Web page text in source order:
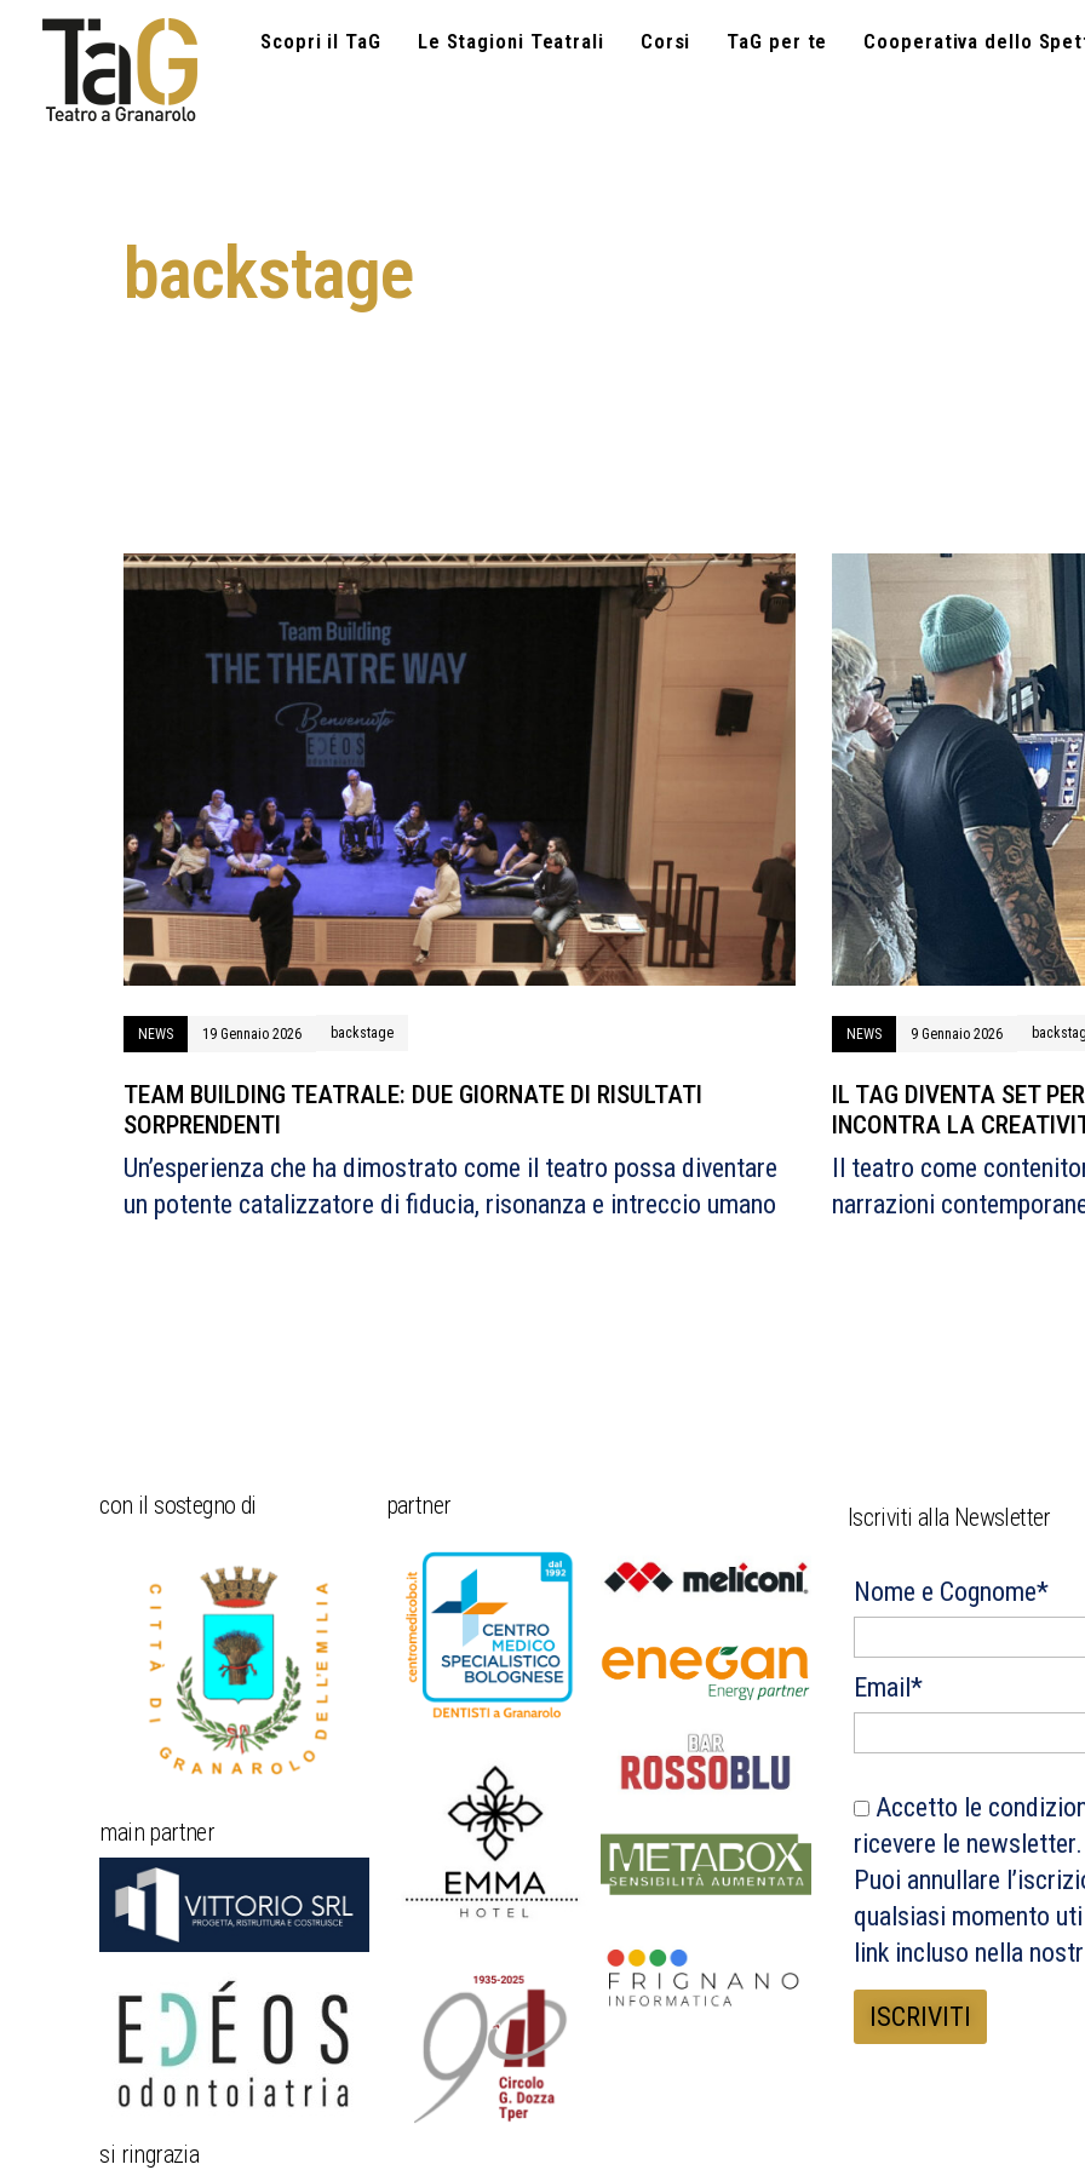
Scopri il TaG Le Stagioni Teatrali Corsi TaG per te Cooperativa dello
backstage
NEWS 19 Gennaio 2026 backstage
TEAM BUILDING TEATRALE: DUE GIORNATE DI RISULTATI
SORPRENDENTI
Un’esperienza che ha dimostrato come il teatro possa diventare
un potente catalizzatore di fiducia, risonanza e intreccio umano
NEWS 9 Gennaio 2026
IL TAG DIVENTA SET
INCONTRA LA
Il teatro come
narrazioni
con il sostegno di
main partner
si ringrazia
partner Iscriviti alla Newsletter
Nome e Cognome*
Email*
Accetto le
ricevere le newsletter.
Puoi annullare
qualsiasi momento
link incluso nella